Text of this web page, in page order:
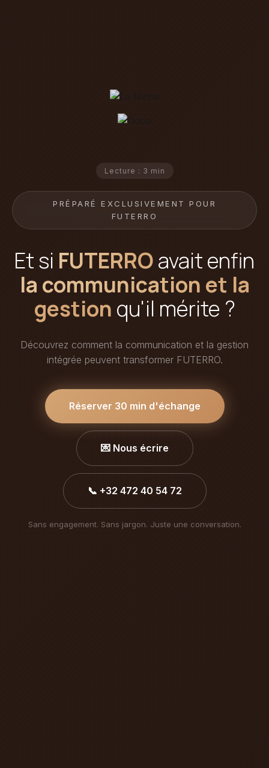
Lecture : 3 min
PRÉPARÉ EXCLUSIVEMENT POUR
FUTERRO
Et si FUTERROavait enfin
la communication et la
gestion qu'il mérite ?
Découvrez comment la communication et la gestion
intégrée peuvent transformer FUTERRO.
Réserver 30 min d'échange
💌 Nous écrire
📞 +32 472 40 54 72
Sans engagement. Sans jargon. Juste une conversation.